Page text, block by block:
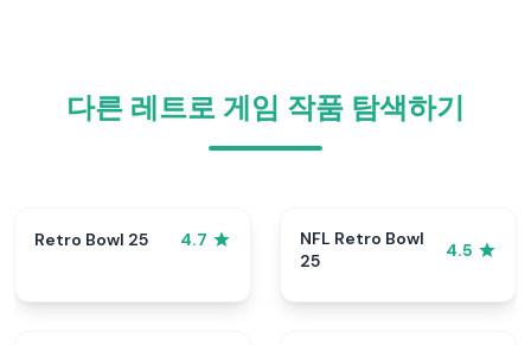
다른 레트로 게임 작품 탐색하기
Retro Bowl 25 4.7
NFL Retro Bowl
25
4.5